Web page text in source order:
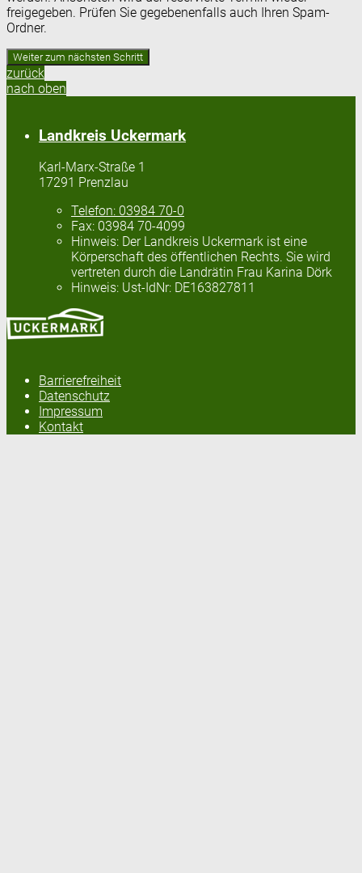
freigegeben. Prüfen Sie gegebenenfalls auch Ihren Spam-
Ordner.
zurück
nach oben
Landkreis Uckermark
Karl-Marx-Straße 1
17291 Prenzlau
Telefon: 03984 70-0
Fax: 03984 70-4099
Hinweis: Der Landkreis Uckermark ist eine
Körperschaft des öffentlichen Rechts. Sie wird
vertreten durch die Landrätin Frau Karina Dörk
Hinweis: Ust-IdNr: DE163827811
Barrierefreiheit
Datenschutz
Impressum
Kontakt